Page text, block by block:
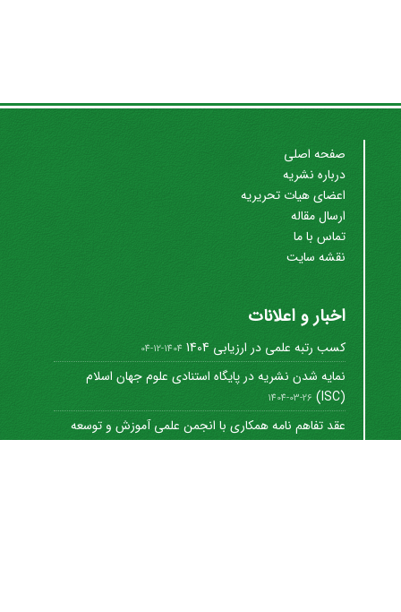
صفحه اصلی
درباره نشریه
اعضای هیات تحریریه
ارسال مقاله
تماس با ما
نقشه سایت
اخبار و اعلانات
کسب رتبه علمی در ارزیابی 1404 1404-12-04
نمایه شدن نشریه در پایگاه استنادی علوم جهان اسلام
(ISC)
1404-03-26
عقد تفاهم نامه همکاری با انجمن علمی آموزش و توسعه
منابع ...